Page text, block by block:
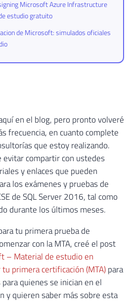
Microsoft Azure Infrastructure
estudio gratuito
de Microsoft: simulados oficiales
en el blog, pero pronto volveré
frecuencia, en cuanto complete
que estoy realizando.
compartir con ustedes
y enlaces que pueden
los exámenes y pruebas de
de SQL Server 2016, tal como
durante los últimos meses.
tu primera prueba de
con la MTA, creé el post
– Material de estudio en
primera certificación (MTA)para
quienes se inician en el
y quieren saber más sobre esta